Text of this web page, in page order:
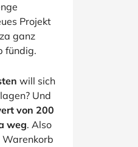
Projekt
ganz
fündig.
will sich
Und
von 200
weg. Also
Warenkorb